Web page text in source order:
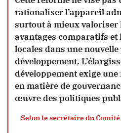
rationaliser l’appareil
surtout à mieux valoriser
avantages comparatifs et
locales dans une nouvelle
développement.
développement exige
en matière de
œuvre des politiques
Selon le secrétaire du